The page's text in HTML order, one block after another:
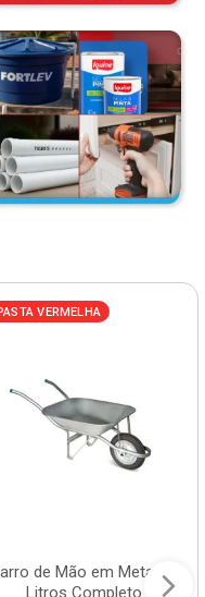
VERMELHA
de Mão em Metal 60
Litros Completo